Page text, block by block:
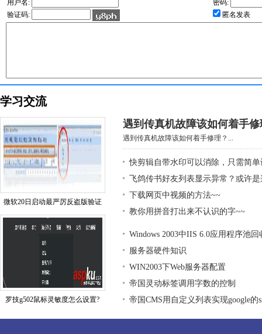
用户名:
密码:
验证码:
匿名发表
学习交流
微软20日启动最严厉反盗版验证
罗技g502鼠标灵敏度怎么设置?
遇到传真机故障该如何着手修
遇到传真机故障该如何着手修理？...
快剪辑自带水印可以消除，只需简单
飞鸽传书好友列表显示异常？或许
下载网页中视频的方法~~
教你用拼音打出来不认识的字~~
Windows 2003中IIS 6.0应用程序池回
服务器硬件知识
WIN2003下Web服务器配置
帝国灵动标签调用字数的控制
帝国CMS用自定义列表实现google的